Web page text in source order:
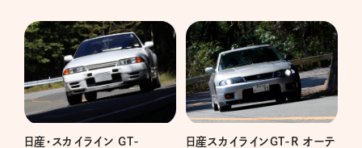
日産・スカイライン GT-
日産スカイラインGT-R オーテ